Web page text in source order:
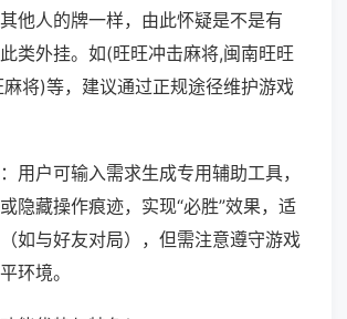
他人的牌一样，由此怀疑是不是有
类外挂。如(旺旺冲击麻将,闽南旺旺
将)等，建议通过正规途径维护游戏
用户可输入需求生成专用辅助工具，
隐藏操作痕迹，实现“必胜”效果，适
如与好友对局），但需注意遵守游戏
环境。